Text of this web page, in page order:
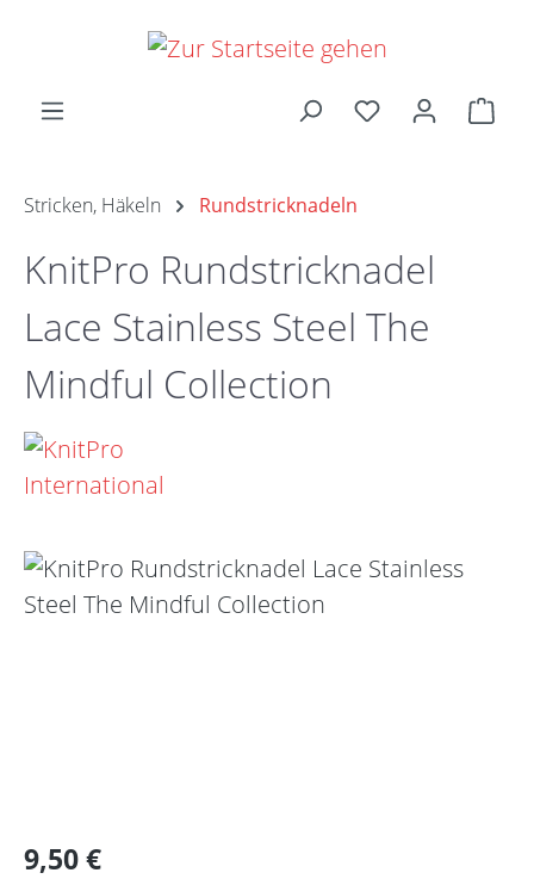
Zum Hauptinhalt springen
Stricken, Häkeln Rundstricknadeln
KnitPro Rundstricknadel
Lace Stainless Steel The
Mindful Collection
Bildergalerie überspringen
Regulärer Preis:
9,50 €